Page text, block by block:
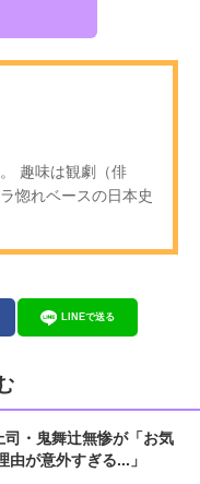
趣味は観劇（俳
惚れベースの日本史
LINEで送る
司・鬼舞辻無惨が「お気
由が意外すぎる...」